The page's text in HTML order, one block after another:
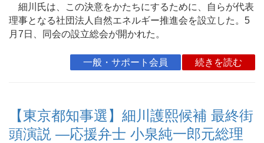
細川氏は、この決意をかたちにするために、自らが代表
理事となる社団法人自然エネルギー推進会を設立した。5
月7日、同会の設立総会が開かれた。
一般・サポート会員 続きを読む
【東京都知事選】細川護熙候補 最終街
頭演説 ―応援弁士 小泉純一郎元総理